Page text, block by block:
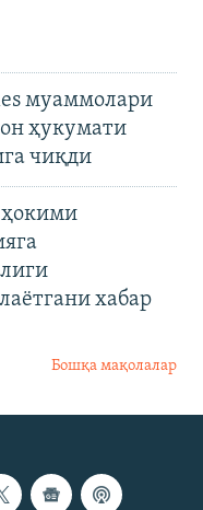
муаммолари
ҳукумати
чиқди
ҳокими
хабар
Бошқа мақолалар